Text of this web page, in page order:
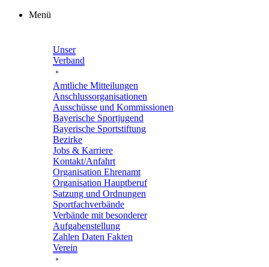
Zum
Menü
Unser
Verband
Amtli­che Mitteilungen
Anschluss­or­ga­ni­sa­tio­nen
Ausschüsse und Kommissionen
Baye­ri­sche Sportjugend
Baye­ri­sche Sportstiftung
Bezirke
Jobs & Karriere
Kontakt/​​Anfahrt
Orga­ni­sa­tion Ehrenamt
Orga­ni­sa­tion Hauptberuf
Satzung und Ordnungen
Sport­fach­ver­bände
Verbände mit beson­de­rer
Aufgabenstellung
Zahlen Daten Fakten
Verein